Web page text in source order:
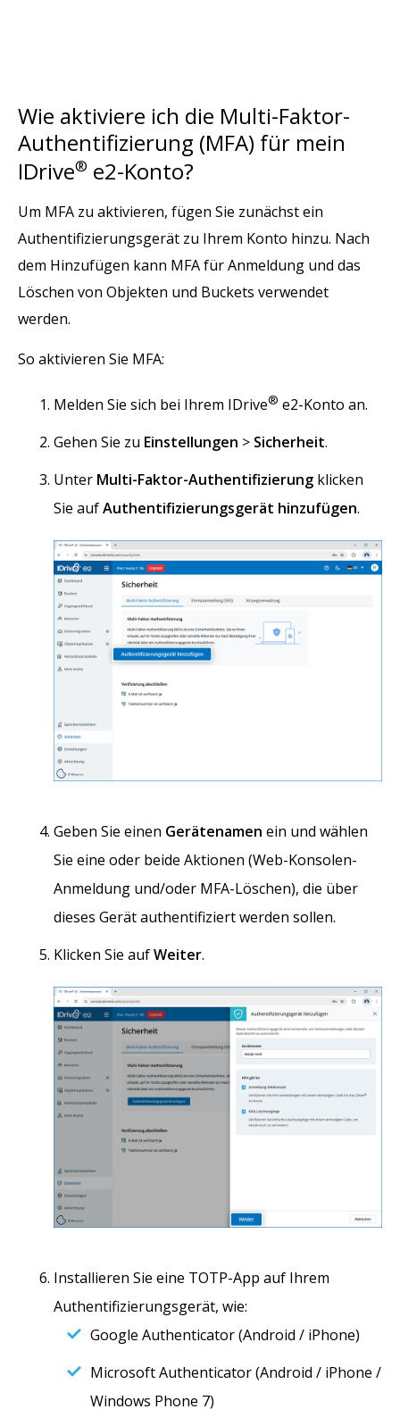
Wie aktiviere ich die Multi-Faktor-
Authentifizierung (MFA) für mein
IDrive® e2-Konto?
Um MFA zu aktivieren, fügen Sie zunächst ein
Authentifizierungsgerät zu Ihrem Konto hinzu. Nach
dem Hinzufügen kann MFA für Anmeldung und das
Löschen von Objekten und Buckets verwendet
werden.
So aktivieren Sie MFA:
Melden Sie sich bei Ihrem IDrive® e2-Konto an.
Gehen Sie zu Einstellungen > Sicherheit.
Unter Multi-Faktor-Authentifizierung klicken
Sie aufAuthentifizierungsgerät hinzufügen.
Geben Sie einen Gerätenamen ein und wählen
Sie eine oder beide Aktionen (Web-Konsolen-
Anmeldung und/oder MFA-Löschen), die über
dieses Gerät authentifiziert werden sollen.
Klicken Sie aufWeiter.
Installieren Sie eine TOTP-App auf Ihrem
Authentifizierungsgerät, wie:
Google Authenticator (Android / iPhone)
Microsoft Authenticator (Android / iPhone /
Windows Phone 7)